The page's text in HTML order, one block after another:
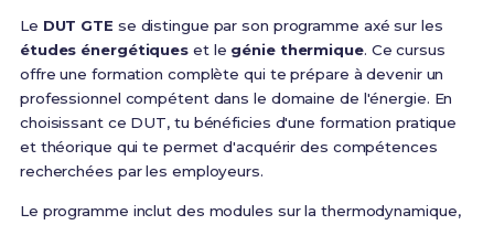
Le DUT GTE se distingue par son programme axé sur les
études énergétiques et le génie thermique. Ce cursus
offre une formation complète qui te prépare à devenir un
professionnel compétent dans le domaine de l'énergie. En
choisissant ce DUT, tu bénéficies d'une formation pratique
et théorique qui te permet d'acquérir des compétences
recherchées par les employeurs.
Le programme inclut des modules sur la thermodynamique,